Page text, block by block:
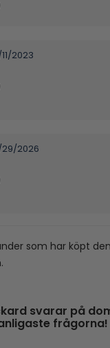
2023
2026
som har köpt
svarar på
frågorna!